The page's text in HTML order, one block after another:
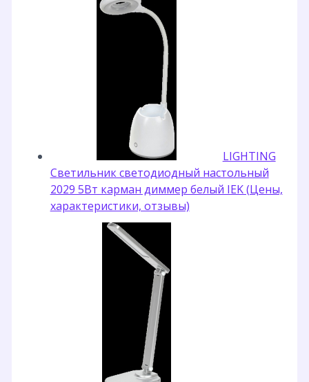
LIGHTING
Светильник светодиодный настольный
2029 5Вт карман диммер белый IEK (Цены,
характеристики, отзывы)